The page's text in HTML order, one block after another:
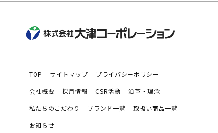
TOP サイトマップ プライバシーポリシー
会社概要 採用情報 CSR活動 沿革・理念
私たちのこだわり ブランド一覧 取扱い商品一覧
お知らせ